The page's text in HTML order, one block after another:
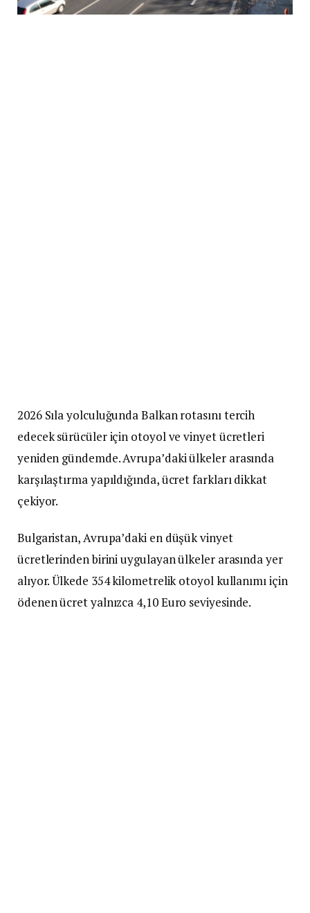
2026 Sıla yolculuğunda Balkan rotasını tercih
edecek sürücüler için otoyol ve vinyet ücretleri
yeniden gündemde. Avrupa’daki ülkeler arasında
karşılaştırma yapıldığında, ücret farkları dikkat
çekiyor.
Bulgaristan, Avrupa’daki en düşük vinyet
ücretlerinden birini uygulayan ülkeler arasında yer
alıyor. Ülkede 354 kilometrelik otoyol kullanımı için
ödenen ücret yalnızca 4,10 Euro seviyesinde.